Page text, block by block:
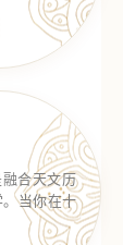
合天文历
当你在十